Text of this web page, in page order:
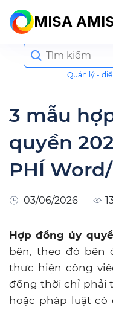
MISA
Quản lý -
Search
for:
3 mẫu
quyền
PHÍ
03/06/2026
Hợp đồng ủy
bên, theo đó bên
thực hiện công
đồng thời chỉ phải
hoặc pháp luật